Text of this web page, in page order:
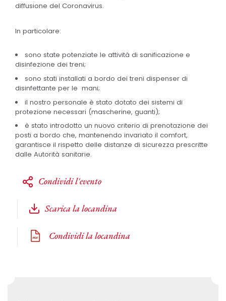
diffusione del Coronavirus.
In particolare:
sono state potenziate le attività di sanificazione e
disinfezione dei treni;
sono stati installati a bordo dei treni dispenser di
disinfettante per le mani;
il nostro personale è stato dotato dei sistemi di
protezione necessari (mascherine, guanti);
è stato introdotto un nuovo criterio di prenotazione dei
posti a bordo che, mantenendo invariato il comfort,
garantisce il rispetto delle distanze di sicurezza prescritte
dalle Autorità sanitarie.
Condividi l'evento
Scarica la locandina
Condividi la locandina